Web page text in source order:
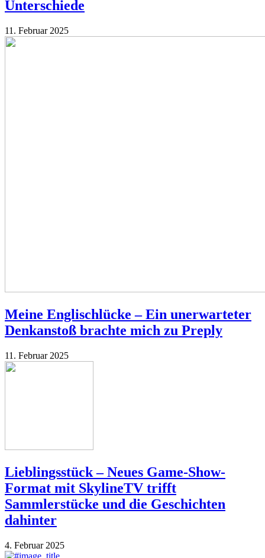
Unterschiede
11. Februar 2025
Meine Englischlücke – Ein unerwarteter
Denkanstoß brachte mich zu Preply
11. Februar 2025
Lieblingsstück – Neues Game-Show-
Format mit SkylineTV trifft
Sammlerstücke und die Geschichten
dahinter
4. Februar 2025